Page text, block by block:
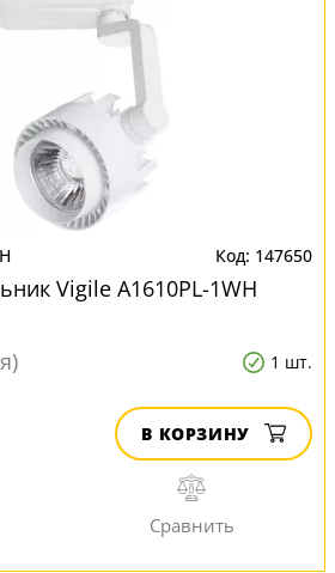
147650
Vigile A1610PL-1WH
1 шт.
В КОРЗИНУ